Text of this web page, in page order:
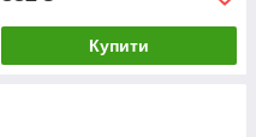
Купити